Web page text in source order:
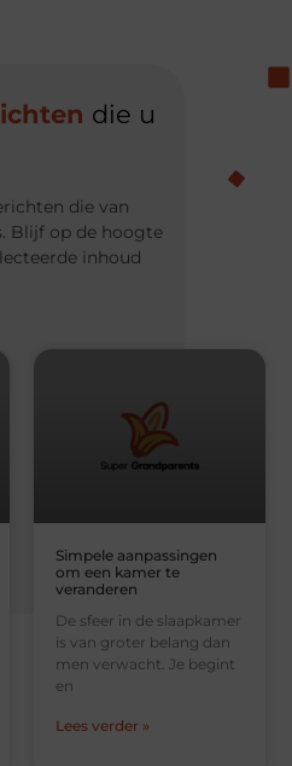
die u
die van
Blijf op de hoogte
inhoud
Simpele aanpassingen
om een kamer te
veranderen
De sfeer in de slaapkamer
is van groter belang dan
men verwacht. Je begint
en
Lees verder »